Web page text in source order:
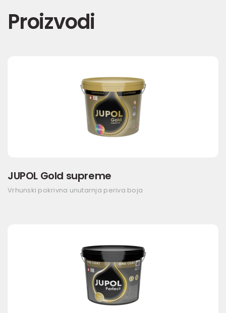
Proizvodi
JUPOL Gold supreme
Vrhunski pokrivna unutarnja periva boja